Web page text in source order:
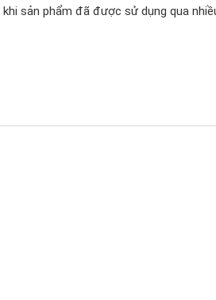
sản phẩm đã được sử dụng qua